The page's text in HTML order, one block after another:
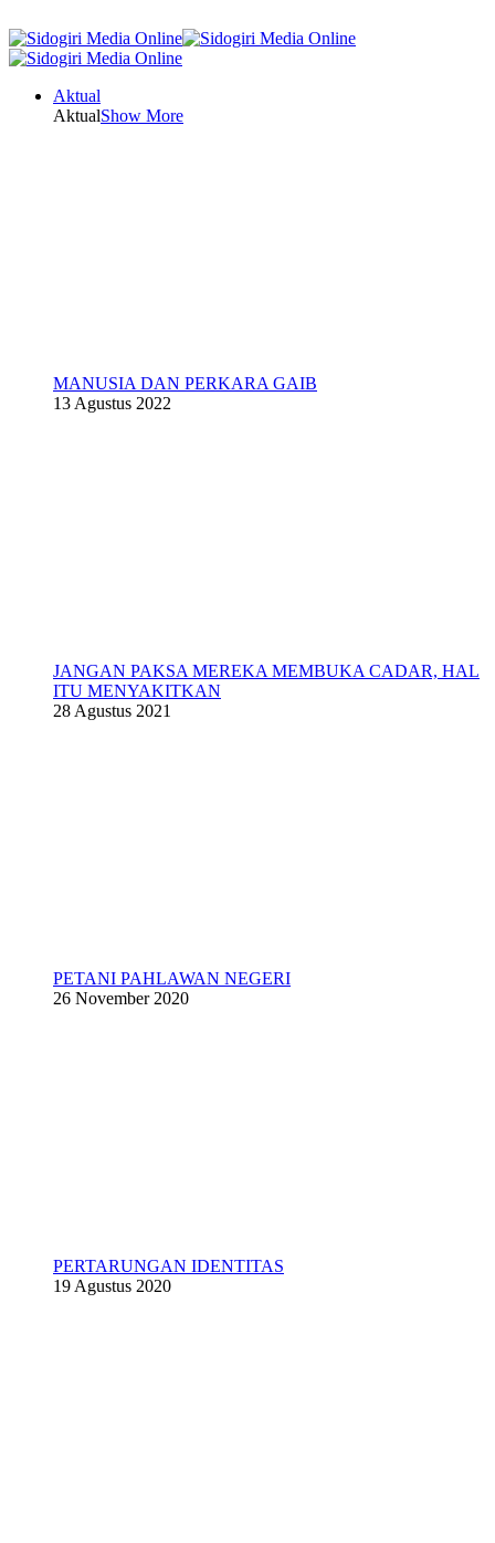
Aktual
AktualShow More
MANUSIA DAN PERKARA GAIB
13 Agustus 2022
JANGAN PAKSA MEREKA MEMBUKA CADAR, HAL
ITU MENYAKITKAN
28 Agustus 2021
PETANI PAHLAWAN NEGERI
26 November 2020
PERTARUNGAN IDENTITAS
19 Agustus 2020